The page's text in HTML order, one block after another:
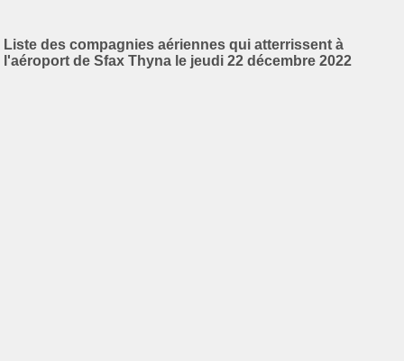
Liste des compagnies aériennes qui atterrissent à
l'aéroport de Sfax Thyna le jeudi 22 décembre 2022